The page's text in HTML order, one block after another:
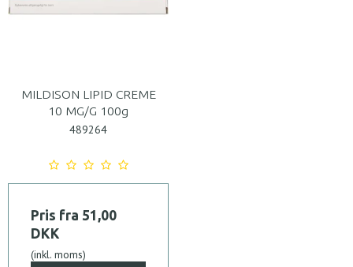
MILDISON LIPID CREME
10 MG/G 100g
489264
Pris fra 51,00
DKK
(inkl. moms)